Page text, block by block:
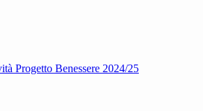
Progetto Benessere 2024/25